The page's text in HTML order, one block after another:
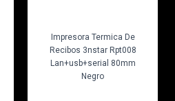
Impresora Termica De
Recibos 3nstar Rpt008
Lan+usb+serial 80mm
Negro